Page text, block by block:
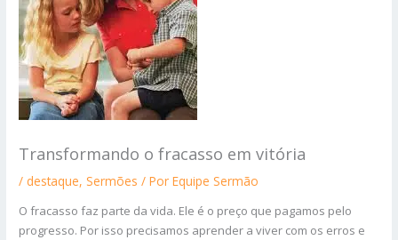
Transformando o fracasso em vitória
/ destaque,Sermões / PorEquipe Sermão
O fracasso faz parte da vida. Ele é o preço que pagamos pelo
progresso. Por isso precisamos aprender a viver com os erros e